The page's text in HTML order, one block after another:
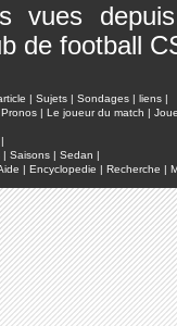
vues
de football
| Sujets | Sondages | liens |
Pronos | Le joueur du match |
|
| Saisons | Sedan |
| Encyclopedie | Recherche |